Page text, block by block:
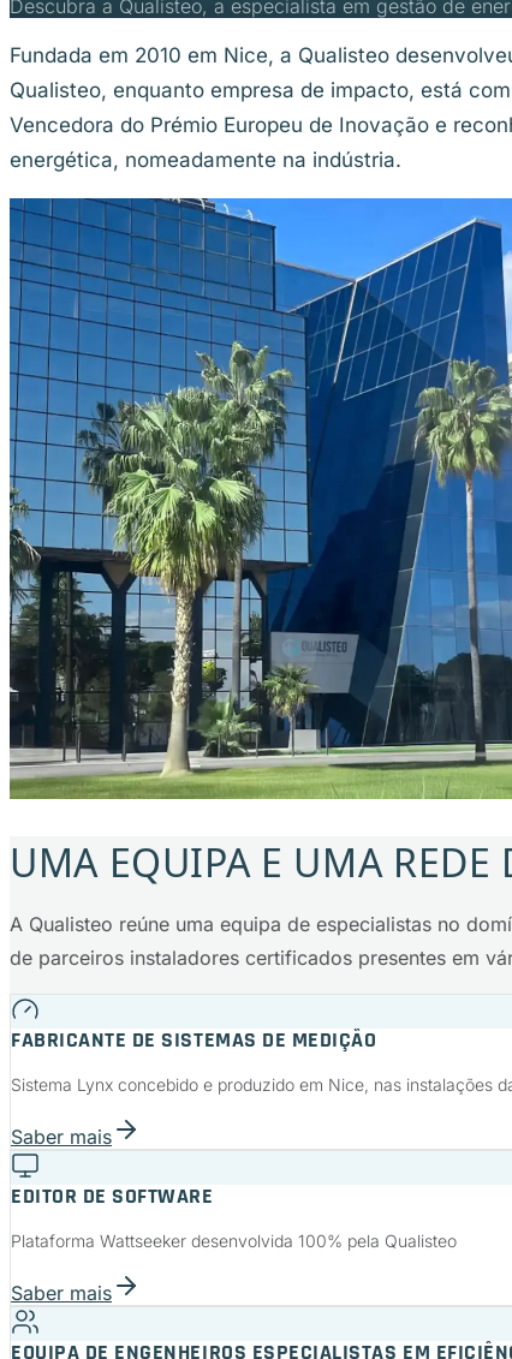
Descubra a Qualisteo, a especialista em gestão de
Fundada em 2010 em Nice, a Qualisteo
Qualisteo, enquanto empresa de impacto, está
Vencedora do Prémio Europeu de Inovação e
energética, nomeadamente na indústria.
UMA EQUIPA E UMA REDE
A Qualisteo reúne uma equipa de especialistas no
de parceiros instaladores certificados presentes em
FABRICANTE DE SISTEMAS DE MEDIÇÃO
Sistema Lynx concebido e produzido em Nice, nas instalações
Saber mais
EDITOR DE SOFTWARE
Plataforma Wattseeker desenvolvida 100% pela Qualisteo
Saber mais
EQUIPA DE ENGENHEIROS ESPECIALISTAS EM